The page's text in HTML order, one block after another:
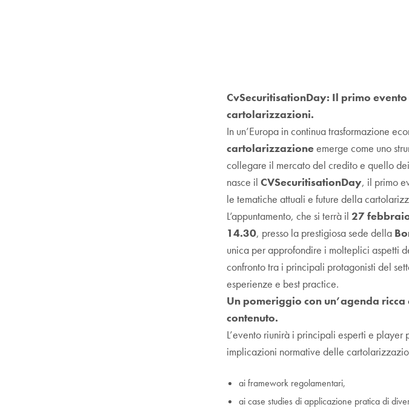
CvSecuritisationDay: Il primo
cartolarizzazioni.
In un’Europa in continua trasformazione
cartolarizzazioneemerge come uno
collegare il mercato del credito e quello
nasce il CVSecuritisationDay, il primo
le tematiche attuali e future della
L’appuntamento, che si terrà il 27
14.30, presso la prestigiosa sede della
unica per approfondire i molteplici aspetti
confronto tra i principali protagonisti del
esperienze e best practice.
Un pomeriggio con un’agenda
contenuto.
L’evento riunirà i principali esperti e
implicazioni normative delle
ai framework regolamentari,
ai case studies di applicazione pratica di